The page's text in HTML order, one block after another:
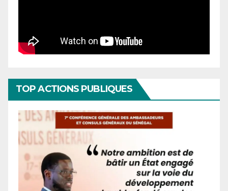
TOP ACTIONS PUBLIQUES